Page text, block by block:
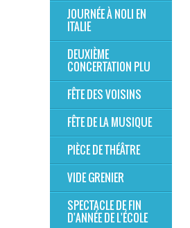
JOURNÉE À NOLI EN
ITALIE
DEUXIÈME
CONCERTATION PLU
FÊTE DES VOISINS
FÊTE DE LA MUSIQUE
PIÈCE DE THÉÂTRE
VIDE GRENIER
SPECTACLE DE FIN
D'ANNÉE DE L'ÉCOLE